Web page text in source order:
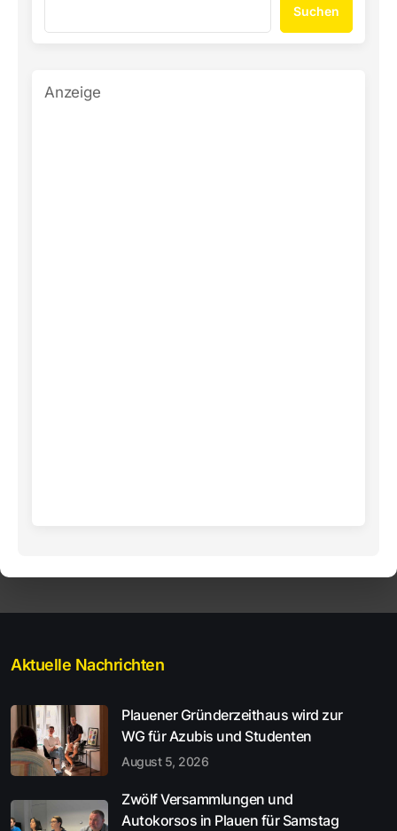
Suchen
Anzeige
Aktuelle Nachrichten
Plauener Gründerzeithaus wird zur
WG für Azubis und Studenten
August 5, 2026
Zwölf Versammlungen und
Autokorsos in Plauen für Samstag